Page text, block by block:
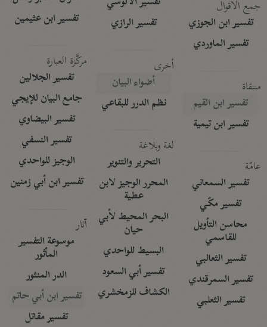
جمع الأقوال
تفسير ابن الجوزي
تفسير الماوردي
منتقاة
تفسير ابن القيم
تفسير ابن تيمية
عامّة
تفسير السمعاني
تفسير مكّي
محاسن التأويل
للقاسمي
تفسير الثعالبي
تفسير السمرقندي
تفسير الثعلبي
تفسير الرازي
أخرى
أضواء البيان
نظم الدرر للبقاعي
لغة وبلاغة
التحرير والتنوير
المحرر الوجيز لابن
عطية
البحر المحيط لأبي
حيان
البسيط للواحدي
تفسير أبي السعود
الكشاف للزمخشري
تفسير ابن عثيمين
مركَّزة العبارة
تفسير الجلالين
جامع البيان للإيجي
تفسير البيضاوي
تفسير النسفي
الوجيز للواحدي
تفسير ابن أبي زمنين
آثار
موسوعة التفسير
المأثور
الدر المنثور
تفسير ابن أبي حاتم
تفسير مقاتل